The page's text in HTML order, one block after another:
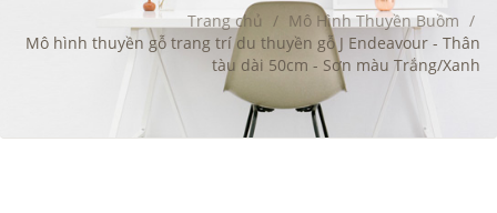
Trang chủ / Mô Hình Thuyền Buồm /
Mô hình thuyền gỗ trang trí du thuyền gỗ J Endeavour - Thân
tàu dài 50cm - Sơn màu Trắng/Xanh